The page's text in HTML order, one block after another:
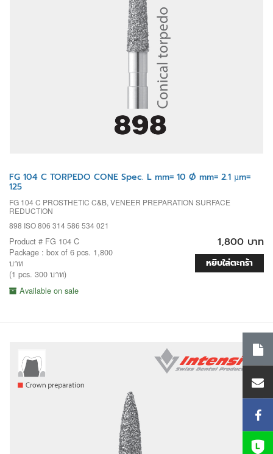
FG 104 C TORPEDO CONE Spec. L mm= 10 Ø mm= 2.1 µm=
125
FG 104 C PROSTHETIC C&B, VENEER PREPARATION SURFACE
REDUCTION
898 ISO 806 314 586 534 021
Product # FG 104 C
Package : box of 6 pcs. 1,800
บาท
(1 pcs. 300 บาท)
Available on sale
1,800 บาท
หยิบใส่ตะกร้า